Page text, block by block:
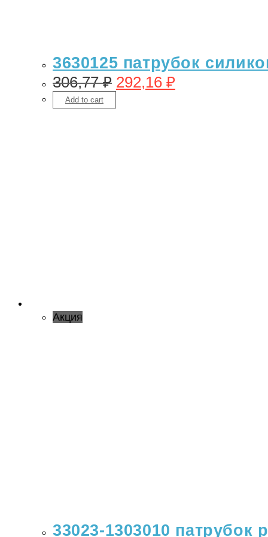
3630125 патрубок
306,77₽ 292,16 ₽
Add to cart
Акция
33023-1303010 патрубок